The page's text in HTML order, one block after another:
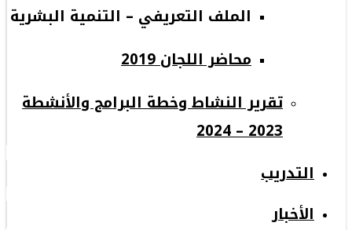
الملف التعريفي – التنمية البشرية
محاضر اللجان 2019
تقرير النشاط وخطة البرامج والأنشطة
2023 – 2024
التدريب
الأخبار